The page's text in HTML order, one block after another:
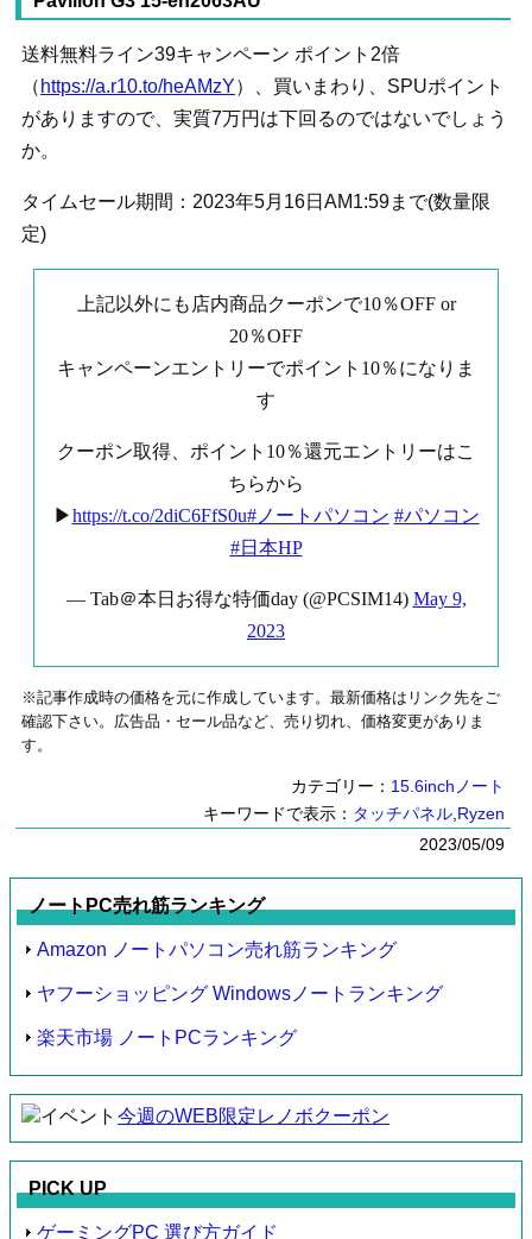
送料無料ライン39キャンペーン ポイント2倍
（ https://a.r10.to/heAMzY）、買いまわり、SPUポイント
がありますので、実質7万円は下回るのではないでしょう
か。
タイムセール期間：2023年5月16日AM1:59まで(数量限
定)
上記以外にも店内商品クーポンで10％OFF or
20％OFF
キャンペーンエントリーでポイント10％になりま
す
クーポン取得、ポイント10％還元エントリーはこ
ちらから
▶https://t.co/2diC6FfS0u#ノートパソコン #パソコン
#日本HP
— Tab＠本日お得な特価day (@PCSIM14) May 9,
2023
※記事作成時の価格を元に作成しています。最新価格はリンク先をご
確認下さい。広告品・セール品など、売り切れ、価格変更がありま
す。
カテゴリー： 15.6inchノート
キーワードで表示： タッチパネル Ryzen
2023/05/09
ノートPC売れ筋ランキング
Amazon ノートパソコン売れ筋ランキング
ヤフーショッピング Windowsノートランキング
楽天市場 ノートPCランキング
今週のWEB限定レノボクーポン
PICK UP
ゲーミングPC 選び方ガイド